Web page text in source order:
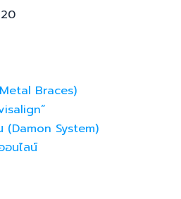
Braces)
System)
นไลน์